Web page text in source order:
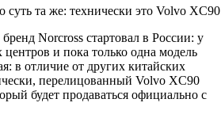
суть та же: технически это Volvo XC90
Norcross стартовал в России: у
и пока только одна модель
в отличие от других китайских
перелицованный Volvo XC90
будет продаваться официально с